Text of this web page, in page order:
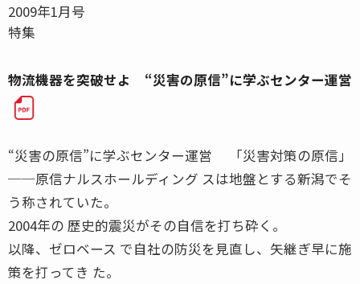
2009年1月号
特集
物流機器を突破せよ “災害の原信”に学ぶセンター運営
“災害の原信”に学ぶセンター運営 「災害対策の原信」
──原信ナルスホールディング スは地盤とする新潟でそ
う称されていた。
2004年の 歴史的震災がその自信を打ち砕く。
以降、ゼロベース で自社の防災を見直し、矢継ぎ早に施
策を打ってき た。